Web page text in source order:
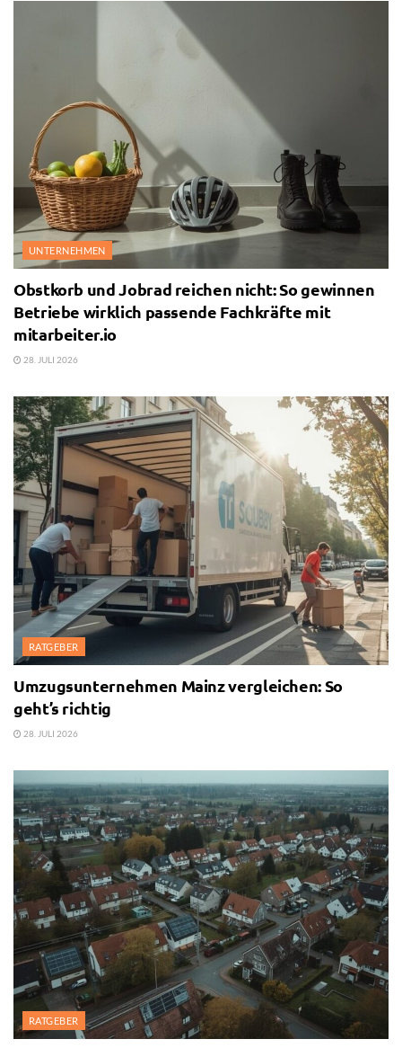
UNTERNEHMEN
Obstkorb und Jobrad reichen nicht: So gewinnen
Betriebe wirklich passende Fachkräfte mit
mitarbeiter.io
28. JULI 2026
RATGEBER
Umzugsunternehmen Mainz vergleichen: So
geht’s richtig
28. JULI 2026
RATGEBER